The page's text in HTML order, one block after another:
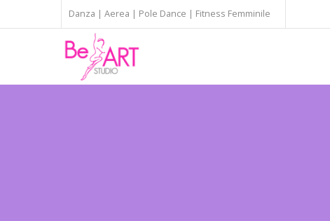
Danza | Aerea | Pole Dance | Fitness Femminile